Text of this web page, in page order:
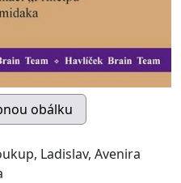
Ladislav, Avenira